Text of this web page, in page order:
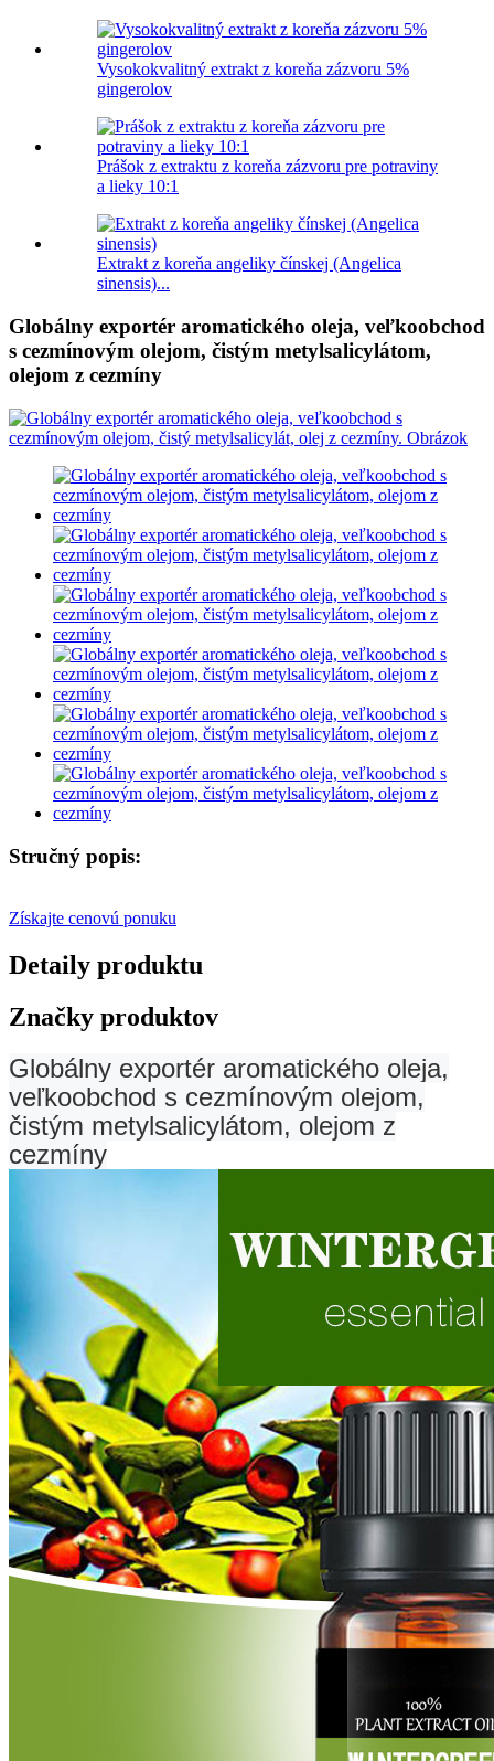
Vysokokvalitný extrakt z koreňa zázvoru 5%
gingerolov
Prášok z extraktu z koreňa zázvoru pre potraviny
a lieky 10:1
Extrakt z koreňa angeliky čínskej (Angelica
sinensis)...
Globálny exportér aromatického oleja, veľkoobchod
s cezmínovým olejom, čistým metylsalicylátom,
olejom z cezmíny
Stručný popis:
Získajte cenovú ponuku
Detaily produktu
Značky produktov
Globálny exportér aromatického oleja,
veľkoobchod s cezmínovým olejom,
čistým metylsalicylátom, olejom z
cezmíny